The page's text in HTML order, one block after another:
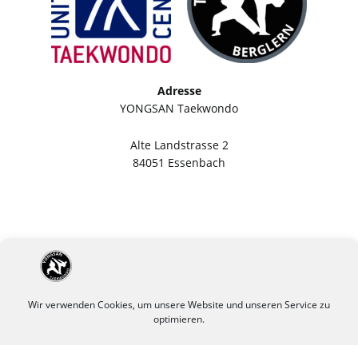
Wir verwenden Cookies, um unsere Website und unseren Service zu
optimieren.
Adresse
YONGSAN Taekwondo
Alte Landstrasse 2
84051 Essenbach